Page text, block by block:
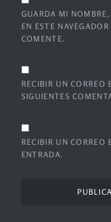
GUARDA MI
EN ESTE
COMENTE.
RECIBIR UN CORREO
SIGUIENTES
RECIBIR UN CORREO
ENTRADA.